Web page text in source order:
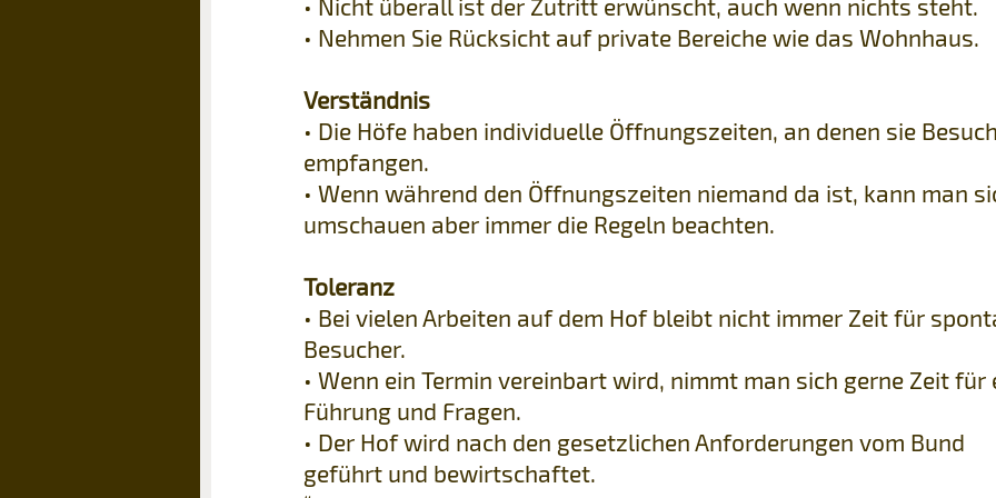
• Nicht überall ist der Zutritt erwünscht, auch wenn nichts steht.
• Nehmen Sie Rücksicht auf private Bereiche wie das Wohnhaus.
Verständnis
• Die Höfe haben individuelle Öffnungszeiten, an denen sie
empfangen.
• Wenn während den Öffnungszeiten niemand da ist, kann man
umschauen aber immer die Regeln beachten.
Toleranz
• Bei vielen Arbeiten auf dem Hof bleibt nicht immer Zeit für
Besucher.
• Wenn ein Termin vereinbart wird, nimmt man sich gerne Zeit für
Führung und Fragen.
• Der Hof wird nach den gesetzlichen Anforderungen vom Bund
geführt und bewirtschaftet.